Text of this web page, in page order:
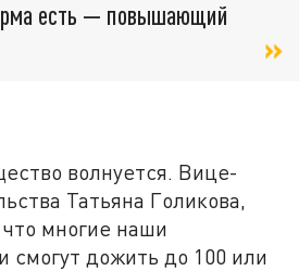
есть — повышающий
волнуется. Вице-
Татьяна Голикова,
многие наши
смогут дожить до 100 или